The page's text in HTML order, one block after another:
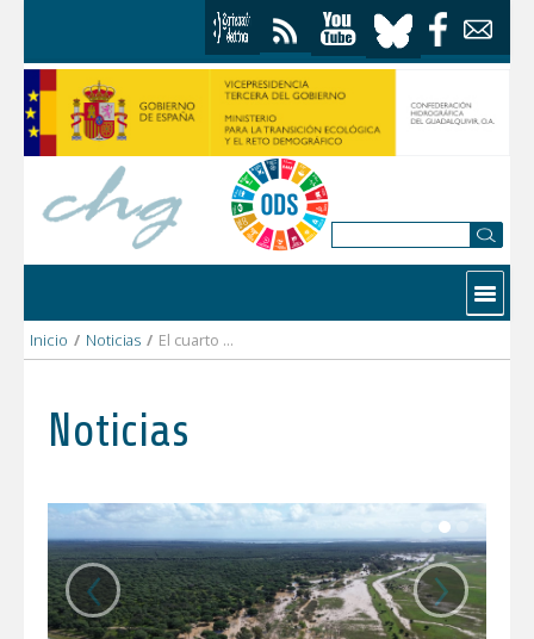
Contactar
Inicio / Noticias / El cuarto ciclo de planificación hidrológica suma un nuevo hito con un taller participativo sobre caudales ecológicos organizado por la Confederación Hidrográfica del Guadalquivir
Noticias
‹ ›